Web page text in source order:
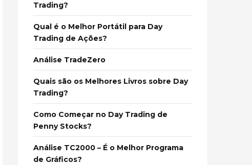
Trading?
Qual é o Melhor Portátil para Day
Trading de Ações?
Análise TradeZero
Quais são os Melhores Livros sobre Day
Trading?
Como Começar no Day Trading de
Penny Stocks?
Análise TC2000 – É o Melhor Programa
de Gráficos?